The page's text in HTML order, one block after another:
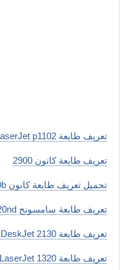
تعريف طابعة HP LaserJet p1102
تعريف طابعة كانون 2900
تحميل تعريف طابعة كانون lbp6030b
تعريف طابعة سامسونج ProXpress m4020nd
تعريف طابعة HP DeskJet 2130
تعريف طابعة HP LaserJet 1320